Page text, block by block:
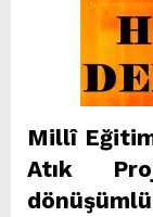
Millî Eğitim
Atık